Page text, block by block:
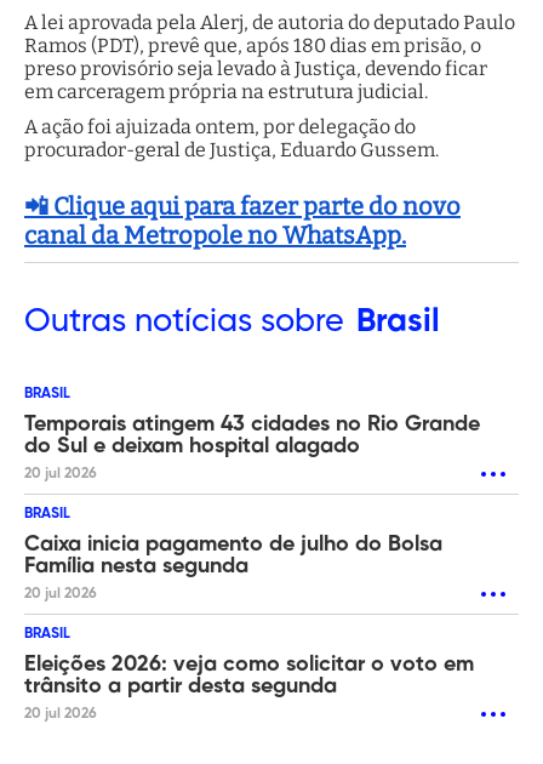
A lei aprovada pela Alerj, de autoria do deputado Paulo
Ramos (PDT), prevê que, após 180 dias em prisão, o
preso provisório seja levado à Justiça, devendo ficar
em carceragem própria na estrutura judicial.
A ação foi ajuizada ontem, por delegação do
procurador-geral de Justiça, Eduardo Gussem.
📲 Clique aqui para fazer parte do novo
canal da Metropole no WhatsApp.
Outras notícias sobre Brasil
BRASIL
Temporais atingem 43 cidades no Rio Grande
do Sul e deixam hospital alagado
20 jul 2026
BRASIL
Caixa inicia pagamento de julho do Bolsa
Família nesta segunda
20 jul 2026
BRASIL
Eleições 2026: veja como solicitar o voto em
trânsito a partir desta segunda
20 jul 2026